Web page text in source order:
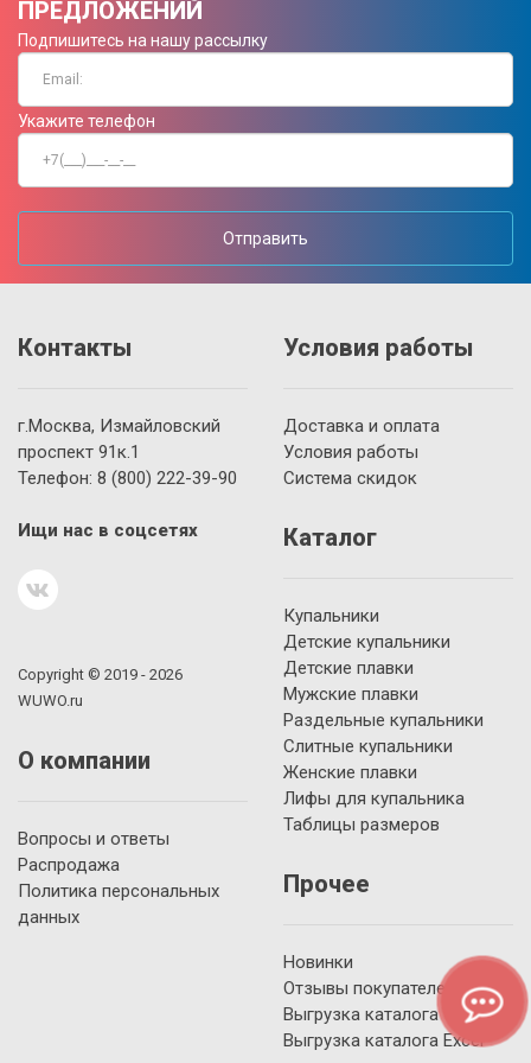
ПРЕДЛОЖЕНИЙ
Подпишитесь на нашу рассылку
Укажите телефон
Отправить
Контакты
г.Москва, Измайловский
проспект 91к.1
Телефон: 8 (800) 222-39-90
Ищи нас в соцсетях
Copyright © 2019 - 2026
WUWO.ru
О компании
Вопросы и ответы
Распродажа
Политика персональных
данных
Условия работы
Доставка и оплата
Условия работы
Система скидок
Каталог
Купальники
Детские купальники
Детские плавки
Мужские плавки
Раздельные купальники
Слитные купальники
Женские плавки
Лифы для купальника
Таблицы размеров
Прочее
Новинки
Отзывы покупателей
Выгрузка каталога YML
Выгрузка каталога Excel